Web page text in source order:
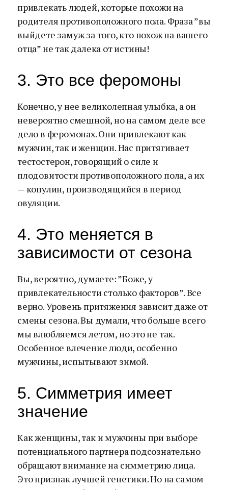
привлекать людей, которые похожи на
родителя противоположного пола. Фраза ”вы
выйдете замуж за того, кто похож на вашего
отца” не так далека от истины!
3. Это все феромоны
Конечно, у нее великолепная улыбка, а он
невероятно смешной, но на самом деле все
дело в феромонах. Они привлекают как
мужчин, так и женщин. Нас притягивает
тестостерон, говорящий о силе и
плодовитости противоположного пола, а их
— копулин, производящийся в период
овуляции.
4. Это меняется в
зависимости от сезона
Вы, вероятно, думаете: ”Боже, у
привлекательности столько факторов”. Все
верно. Уровень притяжения зависит даже от
смены сезона. Вы думали, что больше всего
мы влюбляемся летом, но это не так.
Особенное влечение люди, особенно
мужчины, испытывают зимой.
5. Симметрия имеет
значение
Как женщины, так и мужчины при выборе
потенциального партнера подсознательно
обращают внимание на симметрию лица.
Это признак лучшей генетики. Но на самом